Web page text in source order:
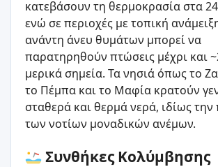
κατεβάσουν τη θερμοκρασία στα
ενώ σε περιοχές με τοπική
ανάντη άνευ θυμάτων μπορεί να
παρατηρηθούν πτώσεις μέχρι και
μερικά σημεία. Τα νησιά όπως το
το Πέμπα και το Μαφία κρατούν
σταθερά και θερμά νερά, ιδίως την
των νοτίων μοναδικών ανέμων.
Συνθήκες Κολύμβησης